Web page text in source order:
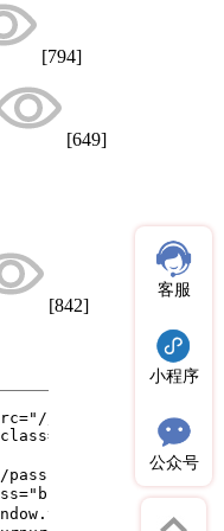
[794]
[649]
[842]
客服
小程序
公众号